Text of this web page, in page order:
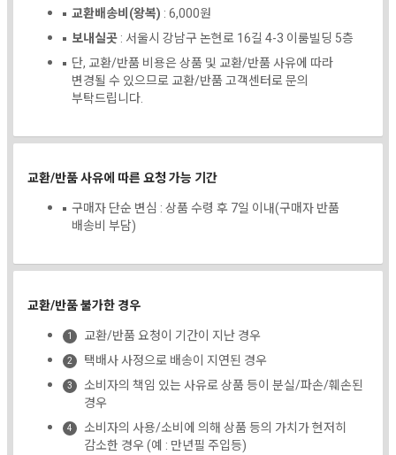
교환배송비(왕복) : 6,000원
보내실곳: 서울시 강남구 논현로 16길 4-3 이룸빌딩 5층
단, 교환/반품 비용은 상품 및 교환/반품 사유에 따라
변경될 수 있으므로 교환/반품 고객센터로 문의
부탁드립니다.
교환/반품 사유에 따른 요청 가능 기간
구매자 단순 변심 : 상품 수령 후 7일 이내(구매자 반품
배송비 부담)
교환/반품 불가한 경우
교환/반품 요청이 기간이 지난 경우
택배사 사정으로 배송이 지연된 경우
소비자의 책임 있는 사유로 상품 등이 분실/파손/훼손된
경우
소비자의 사용/소비에 의해 상품 등의 가치가 현저히
감소한 경우 (예 : 만년필 주입등)